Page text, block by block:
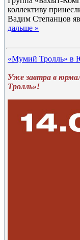
коллективу
Вадим Степанцов
дальше »
«Мумий Тролль» в
Уже завтра в
Тролль»!